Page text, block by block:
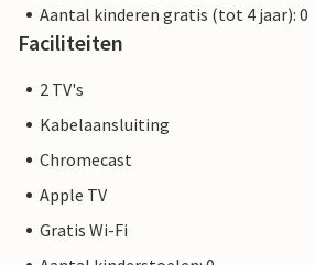
Aantal kinderen gratis (tot 4 jaar): 0
Faciliteiten
2 TV's
Kabelaansluiting
Chromecast
Apple TV
Gratis Wi-Fi